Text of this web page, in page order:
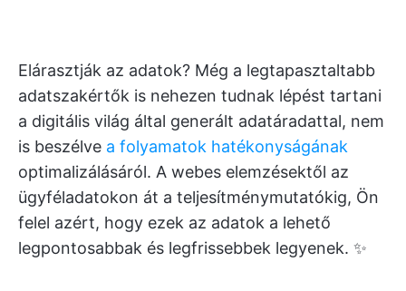
Elárasztják az adatok? Még a legtapasztaltabb
adatszakértők is nehezen tudnak lépést tartani
a digitális világ által generált adatáradattal, nem
is beszélve a folyamatok hatékonyságának
optimalizálásáról. A webes elemzésektől az
ügyféladatokon át a teljesítménymutatókig, Ön
felel azért, hogy ezek az adatok a lehető
legpontosabbak és legfrissebbek legyenek. ✨